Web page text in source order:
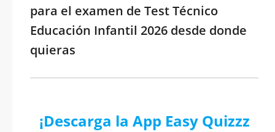
para el examen de Test Técnico
Educación Infantil 2026 desde donde
quieras
¡Descarga la App Easy Quizzz